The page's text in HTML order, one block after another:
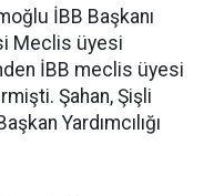
İBB Başkanı
Meclis üyesi
İBB meclis üyesi
Şahan, Şişli
Yardımcılığı